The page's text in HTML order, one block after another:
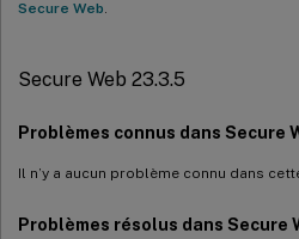
Secure Web
Secure Web 23.3.5
Problèmes connus dans Secure
Il n’y a aucun problème connu dans
Problèmes résolus dans Secure
Secure Web 21.4.5
Secure Web 21.3.0
Secure Web 20.12.0